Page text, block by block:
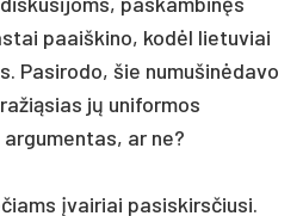
paaiškino, kodėl lietuviai
Pasirodo, šie numušinėdavo
jų uniformos
ar ne?
įvairiai pasiskirsčiusi.